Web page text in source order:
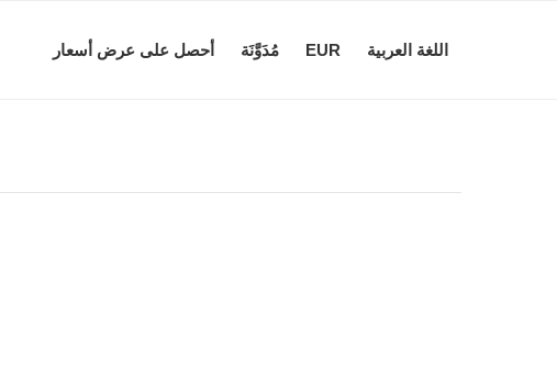
أحصل على عرض أسعار مُدَوَّنَة EUR اللغة العربية